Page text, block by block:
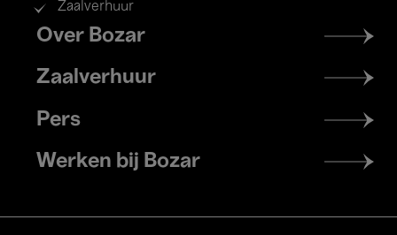
Zaalverhuur
Footer
menu
Over Bozar
Zaalverhuur
Pers
Werken bij Bozar